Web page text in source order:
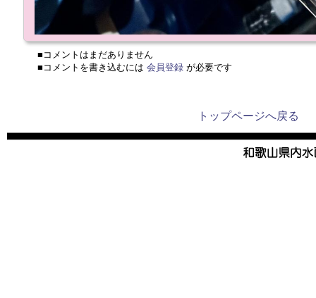
■コメントはまだありません
■コメントを書き込むには 会員登録 が必要です
トップページへ戻る